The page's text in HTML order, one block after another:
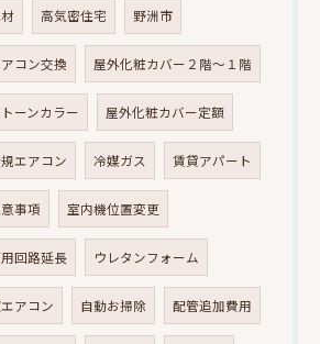
高気密住宅 野洲市
コン交換 屋外化粧カバー２階～１階
トーンカラー 屋外化粧カバー定額
エアコン 冷媒ガス 賃貸アパート
事項 室内機位置変更
回路延長 ウレタンフォーム
アコン 自動お掃除 配管追加費用